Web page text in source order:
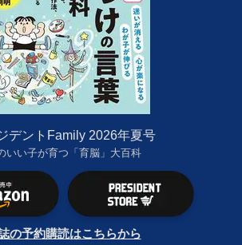
デントFamily 2026年夏号
いい子が育つ「育脳」大百科
の予約購読はこちらから